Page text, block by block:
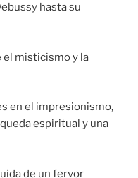
hasta su
el misticismo y la
en el impresionismo,
espiritual y una
de un fervor